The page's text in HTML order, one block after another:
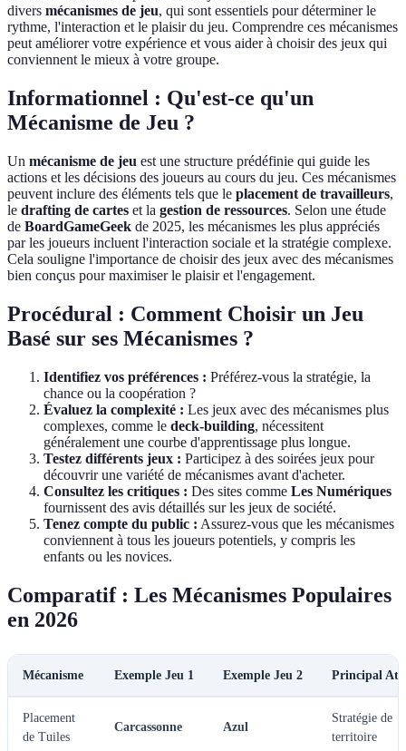
divers mécanismes de jeu, qui sont essentiels pour déterminer le
rythme, l'interaction et le plaisir du jeu. Comprendre ces mécanismes
peut améliorer votre expérience et vous aider à choisir des jeux qui
conviennent le mieux à votre groupe.
Informationnel : Qu'est-ce qu'un
Mécanisme de Jeu ?
Un mécanisme de jeu est une structure prédéfinie qui guide les
actions et les décisions des joueurs au cours du jeu. Ces mécanismes
peuvent inclure des éléments tels que le placement de travailleurs,
le drafting de cartes et la gestion de ressources. Selon une étude
de BoardGameGeek de 2025, les mécanismes les plus appréciés
par les joueurs incluent l'interaction sociale et la stratégie complexe.
Cela souligne l'importance de choisir des jeux avec des mécanismes
bien conçus pour maximiser le plaisir et l'engagement.
Procédural : Comment Choisir un Jeu
Basé sur ses Mécanismes ?
Identifiez vos préférences : Préférez-vous la stratégie, la
chance ou la coopération ?
Évaluez la complexité : Les jeux avec des mécanismes plus
complexes, comme le deck-building, nécessitent
généralement une courbe d'apprentissage plus longue.
Testez différents jeux : Participez à des soirées jeux pour
découvrir une variété de mécanismes avant d'acheter.
Consultez les critiques : Des sites comme Les Numériques
fournissent des avis détaillés sur les jeux de société.
Tenez compte du public : Assurez-vous que les mécanismes
conviennent à tous les joueurs potentiels, y compris les
enfants ou les novices.
Comparatif : Les Mécanismes Populaires
en 2026
Mécanisme Exemple Jeu 1 Exemple Jeu 2 Principal
Placement
de Tuiles
Carcassonne Azul
Stratégie de
territoire